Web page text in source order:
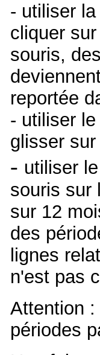
- utiliser
cliquer
souris,
reportée
- utiliser
glisser
- utiliser
souris sur
sur 12
des
lignes
n'est pas
Attention
périodes